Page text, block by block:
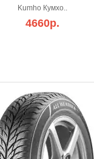
Kumho Кумхо..
4660р.